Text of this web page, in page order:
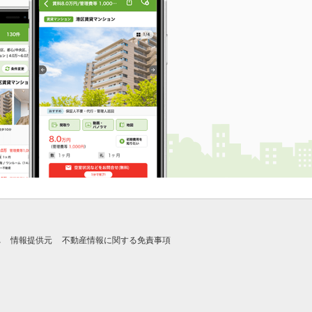
情報提供元 不動産情報に関する免責事項